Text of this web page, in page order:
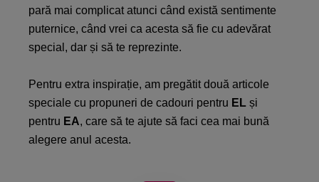
pară mai complicat atunci când există sentimente
puternice, când vrei ca acesta să fie cu adevărat
special, dar și să te reprezinte.
Pentru extra inspirație, am pregătit două articole
speciale cu propuneri de cadouri pentru EL și
pentru EA, care să te ajute să faci cea mai bună
alegere anul acesta.